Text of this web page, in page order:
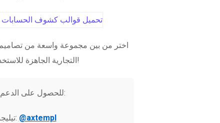
اختر من بين مجموعة واسعة من
التجارية الجاهزة للاستخدام الفوري!
للحصول على الدعم الفني:
تيليجرام: @axtempl